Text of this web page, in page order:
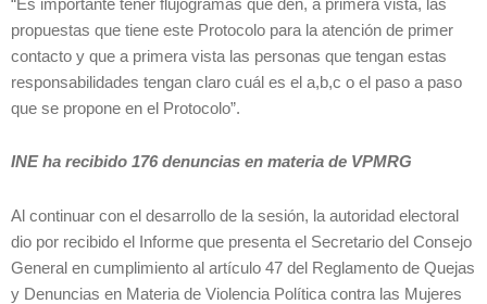
“Es importante tener flujogramas que den, a primera vista, las
propuestas que tiene este Protocolo para la atención de primer
contacto y que a primera vista las personas que tengan estas
responsabilidades tengan claro cuál es el a,b,c o el paso a paso
que se propone en el Protocolo”.
INE ha recibido 176 denuncias en materia de VPMRG
Al continuar con el desarrollo de la sesión, la autoridad electoral
dio por recibido el Informe que presenta el Secretario del Consejo
General en cumplimiento al artículo 47 del Reglamento de Quejas
y Denuncias en Materia de Violencia Política contra las Mujeres